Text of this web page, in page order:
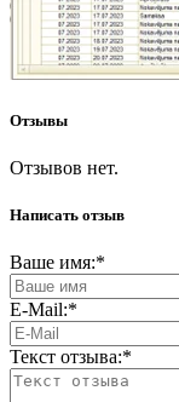
Отзывы
Отзывов нет.
Написать отзыв
Ваше имя:*
E-Mail:*
Текст отзыва:*